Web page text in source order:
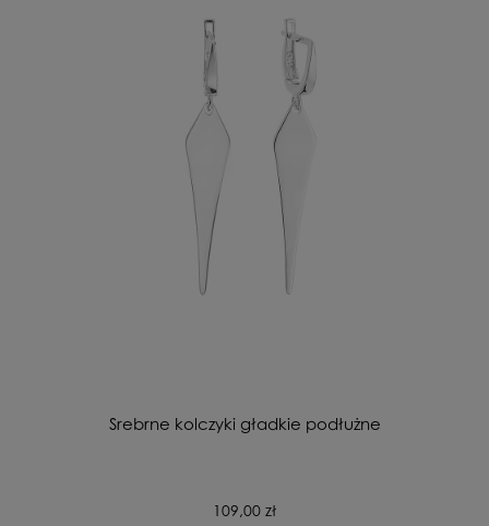
Srebrne kolczyki gładkie podłużne
109,00 zł